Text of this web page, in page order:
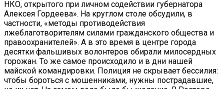
НКО, открытого при личном содействии губернатора
Алексея Гордеева». На круглом столе обсудили, в
частности, «методы противодействия
лжеблаготворителям силами гражданского общества и
правоохранителей». А в это время в центре города
десятки фальшивых волонтеров обирали милосердных
горожан. То же самое происходило и в дни нашей
майской командировки. Полиция не скрывает бессилия:
чтобы бороться с мошенниками, нужны пострадавшие,